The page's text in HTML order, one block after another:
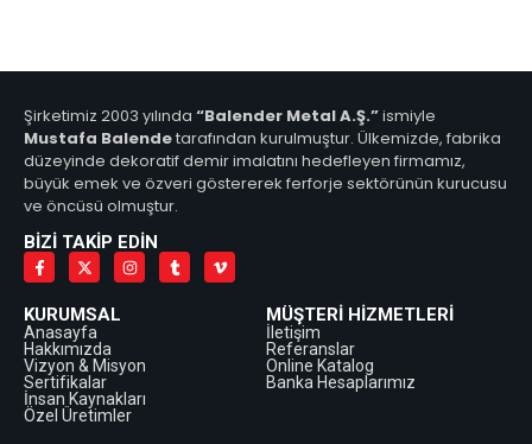
Şirketimiz 2003 yılında “Balender Metal A.Ş.”ismiyle
Mustafa Balendetarafından kurulmuştur. Ülkemizde, fabrika
düzeyinde dekoratif demir imalatını hedefleyen firmamız,
büyük emek ve özveri göstererek ferforje sektörünün kurucusu
ve öncüsü olmuştur.
BİZİ TAKİP EDİN
KURUMSAL
Anasayfa
Hakkımızda
Vizyon & Misyon
Sertifikalar
İnsan Kaynakları
Özel Üretimler
MÜŞTERİ HİZMETLERİ
İletişim
Referanslar
Online Katalog
Banka Hesaplarımız